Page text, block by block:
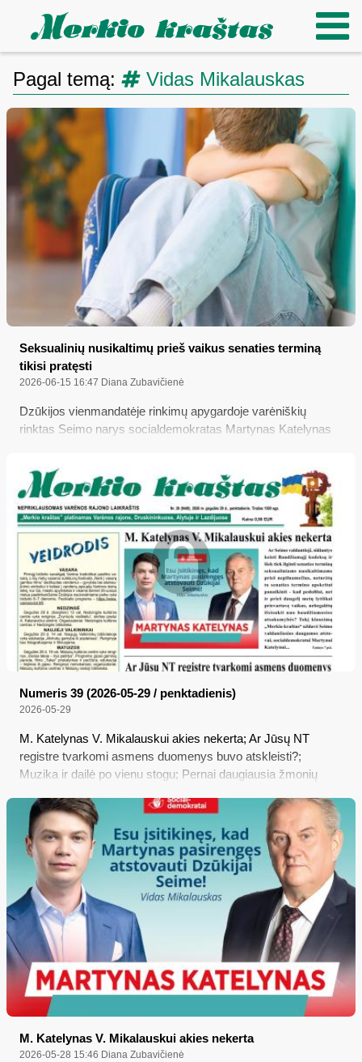
Pagal temą: Vidas Mikalauskas
Seksualinių nusikaltimų prieš vaikus senaties terminą
tikisi pratęsti
2026-06-15 16:47 Diana Zubavičienė
Dzūkijos vienmandatėje rinkimų apygardoje varėniškių
rinktas Seimo narys socialdemokratas Martynas Katelynas
seksualinių nusikaltimų prieš vaikus bylose būtų panaikintas
senaties terminas, užtat atsiliepė Seimo narė konservatorė
Agnė Bilotaitė...
Numeris 39 (2026-05-29 / penktadienis)
2026-05-29
M. Katelynas V. Mikalauskui akies nekerta; Ar Jūsų NT
registre tvarkomi asmens duomenys buvo atskleisti?;
Muzika ir dailė po vienu stogu; Pernai daugiausia žmonių
M. Katelynas V. Mikalauskui akies nekerta
2026-05-28 15:46 Diana Zubavičienė